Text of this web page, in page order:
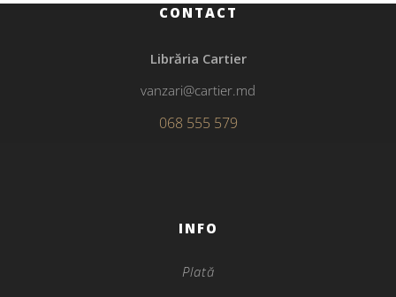
CONTACT
Librăria Cartier
vanzari@cartier.md
068 555 579
INFO
Plată